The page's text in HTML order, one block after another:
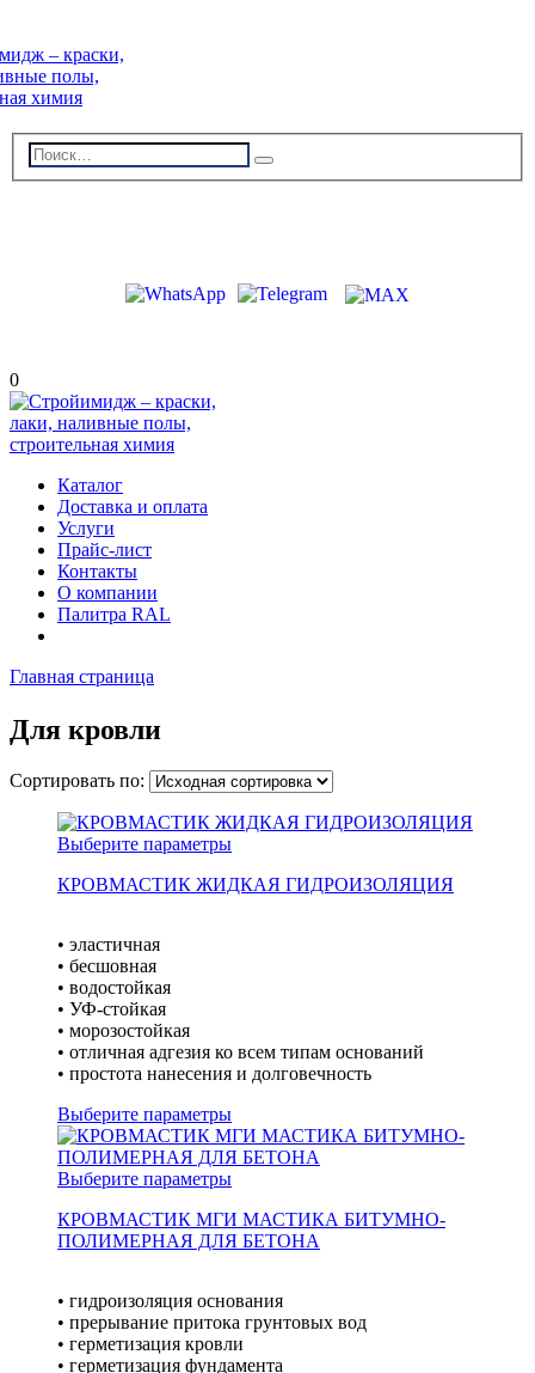
0
Каталог
Доставка и оплата
Услуги
Прайс-лист
Контакты
О компании
Палитра RAL
Главная страница
Для кровли
Сортировать по:
Выберите параметры
КРОВМАСТИК ЖИДКАЯ ГИДРОИЗОЛЯЦИЯ
• эластичная
• бесшовная
• водостойкая
• УФ-стойкая
• морозостойкая
• отличная адгезия ко всем типам оснований
• простота нанесения и долговечность
Выберите параметры
Выберите параметры
КРОВМАСТИК МГИ МАСТИКА БИТУМНО-
ПОЛИМЕРНАЯ ДЛЯ БЕТОНА
• гидроизоляция основания
• прерывание притока грунтовых вод
• герметизация кровли
• герметизация фундамента